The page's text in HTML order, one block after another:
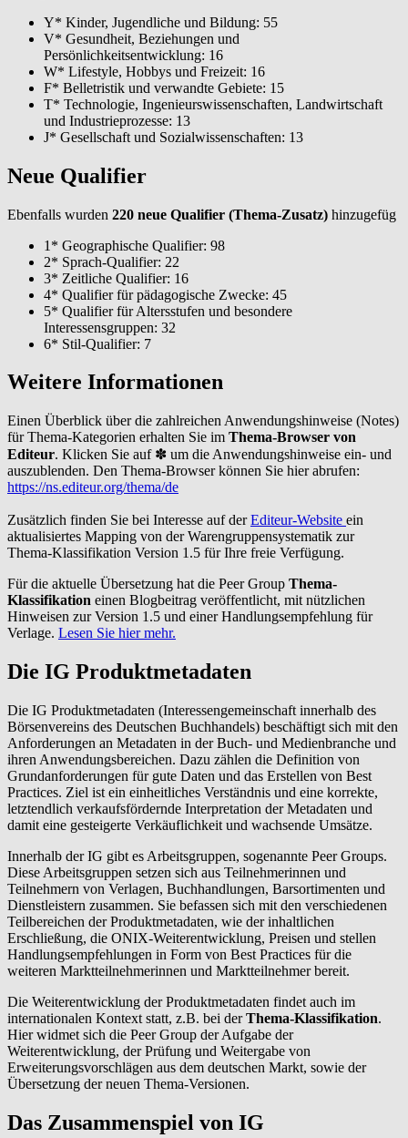
Y* Kinder, Jugendliche und Bildung: 55
V* Gesundheit, Beziehungen und
Persönlichkeitsentwicklung: 16
W* Lifestyle, Hobbys und Freizeit: 16
F* Belletristik und verwandte Gebiete: 15
T* Technologie, Ingenieurswissenschaften, Landwirtschaft
und Industrieprozesse: 13
J* Gesellschaft und Sozialwissenschaften: 13
Neue Qualifier
Ebenfalls wurden 220 neue Qualifier (Thema-Zusatz) hinzugefüg
1* Geographische Qualifier: 98
2* Sprach-Qualifier: 22
3* Zeitliche Qualifier: 16
4* Qualifier für pädagogische Zwecke: 45
5* Qualifier für Altersstufen und besondere
Interessensgruppen: 32
6* Stil-Qualifier: 7
Weitere Informationen
Einen Überblick über die zahlreichen Anwendungshinweise (Notes)
für Thema-Kategorien erhalten Sie im Thema-Browser von
Editeur. Klicken Sie auf ✽ um die Anwendungshinweise ein- und
auszublenden. Den Thema-Browser können Sie hier abrufen:
https://ns.editeur.org/thema/de
Zusätzlich finden Sie bei Interesse auf derEditeur-Website ein
aktualisiertes Mapping von der Warengruppensystematik zur
Thema-Klassifikation Version 1.5 für Ihre freie Verfügung.
Für die aktuelle Übersetzung hat die Peer Group Thema-
Klassifikation einen Blogbeitrag veröffentlicht, mit nützlichen
Hinweisen zur Version 1.5 und einer Handlungsempfehlung für
Verlage. Lesen Sie hier mehr.
Die IG Produktmetadaten
Die IG Produktmetadaten (Interessengemeinschaft innerhalb des
Börsenvereins des Deutschen Buchhandels) beschäftigt sich mit den
Anforderungen an Metadaten in der Buch- und Medienbranche und
ihren Anwendungsbereichen. Dazu zählen die Definition von
Grundanforderungen für gute Daten und das Erstellen von Best
Practices. Ziel ist ein einheitliches Verständnis und eine korrekte,
letztendlich verkaufsfördernde Interpretation der Metadaten und
damit eine gesteigerte Verkäuflichkeit und wachsende Umsätze.
Innerhalb der IG gibt es Arbeitsgruppen, sogenannte Peer Groups.
Diese Arbeitsgruppen setzen sich aus Teilnehmerinnen und
Teilnehmern von Verlagen, Buchhandlungen, Barsortimenten und
Dienstleistern zusammen. Sie befassen sich mit den verschiedenen
Teilbereichen der Produktmetadaten, wie der inhaltlichen
Erschließung, die ONIX-Weiterentwicklung, Preisen und stellen
Handlungsempfehlungen in Form von Best Practices für die
weiteren Marktteilnehmerinnen und Marktteilnehmer bereit.
Die Weiterentwicklung der Produktmetadaten findet auch im
internationalen Kontext statt, z.B. bei derThema-Klassifikation.
Hier widmet sich die Peer Group der Aufgabe der
Weiterentwicklung, der Prüfung und Weitergabe von
Erweiterungsvorschlägen aus dem deutschen Markt, sowie der
Übersetzung der neuen Thema-Versionen.
Das Zusammenspiel von IG